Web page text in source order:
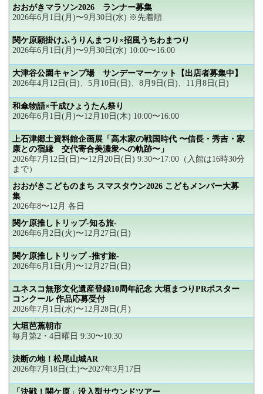
おおがきマラソン2026 ランナー募集
2026年6月1日(月)〜9月30日(水) ※先着順
関ケ原願掛けふうりんまつり×招風うちわまつり
2026年6月1日(月)〜9月30日(水) 10:00〜16:00
大津谷公園キャンプ場 サンデーマーケット【出店者募集中】
2026年4月12日(日)、5月10日(日)、8月9日(日)、11月8日(日)
和傘物語×千成ひょうたん祭り
2026年6月1日(月)〜12月10日(木) 10:00〜16:00
上石津郷土資料館企画展「高木家の戦国時代 〜信長・秀吉・家
康との宿縁 交代寄合美濃衆への軌跡〜」
2026年7月12日(日)〜12月20日(日) 9:30〜17:00（入館は16時30分
まで）
おおがきこどものまち スマスタウン2026 こどもメンバー大募
集
2026年8〜12月 各日
関ケ原推しトリップ-知る旅-
2026年6月2日(火)〜12月27日(日)
関ケ原推しトリップ -推す旅-
2026年6月1日(月)〜12月27日(日)
ユネスコ無形文化遺産登録10周年記念 大垣まつりPRポスター
コンクール 作品応募受付
2026年7月1日(水)〜12月28日(月)
大垣芭蕉朝市
毎月第2・4日曜日 9:30〜10:30
決断の地！松尾山城AR
2026年7月18日(土)〜2027年3月17日
「決戦！関ケ原」没入型サウンドツアー